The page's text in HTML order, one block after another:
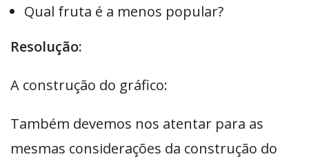
Qual fruta é a menos popular?
Resolução:
A construção do gráfico:
Também devemos nos atentar para as
mesmas considerações da construção do